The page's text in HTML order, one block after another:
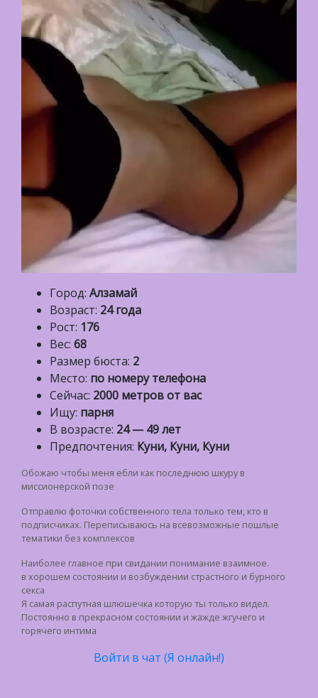
Город: Алзамай
Возраст: 24 года
Рост: 176
Вес: 68
Размер бюста: 2
Место: по номеру телефона
Сейчас: 2000 метров от вас
Ищу: парня
В возрасте: 24 — 49 лет
Предпочтения: Куни, Куни, Куни
Обожаю чтобы меня ебли как последнюю шкуру в
миссионерской позе
Отправлю фоточки собственного тела только тем, кто в
подписчиках. Переписываюсь на всевозможные пошлые
тематики без комплексов
Наиболее главное при свидании понимание взаимное.
в хорошем состоянии и возбуждении страстного и бурного
секса
Я самая распутная шлюшечка которую ты только видел.
Постоянно в прекрасном состоянии и жажде жгучего и
горячего интима
Войти в чат (Я онлайн!)